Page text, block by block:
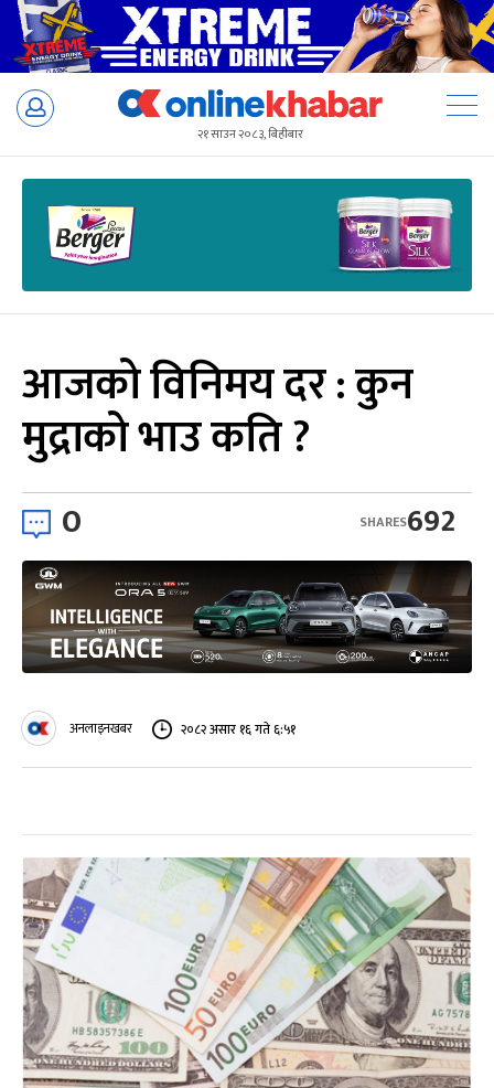
Skip
२१ साउन २०८३, बिहीबार
आजको विनिमय दर : कुन
मुद्राको भाउ कति ?
0 692
SHARES
अनलाइनखबर २०८२ असार १६ गते ६:५१